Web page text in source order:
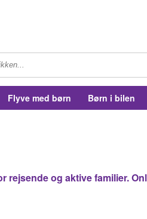
Flyve med børn Børn i bilen
rejsende og aktive familier.